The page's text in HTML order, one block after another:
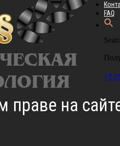
FAQ
+7
праве на